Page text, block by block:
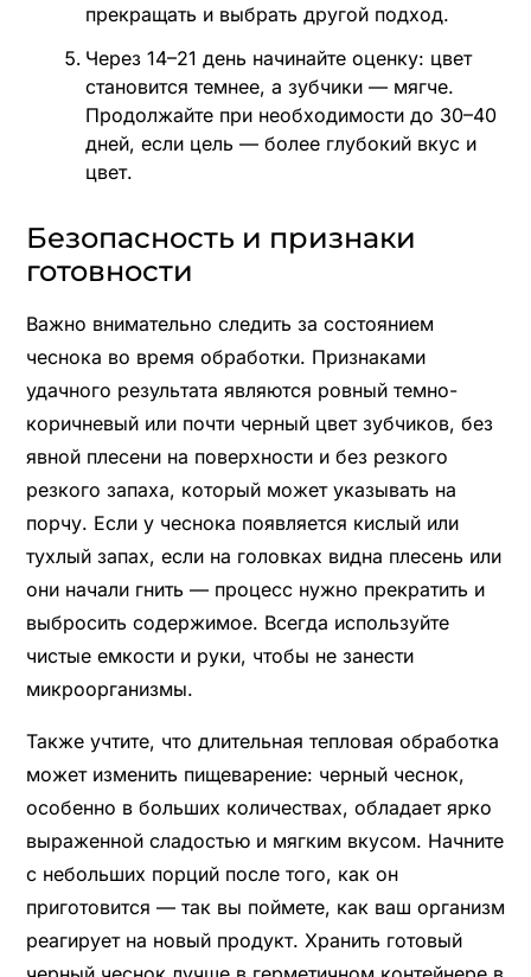
прекращать и выбрать другой подход.
Через 14–21 день начинайте оценку: цвет
становится темнее, а зубчики — мягче.
Продолжайте при необходимости до 30–40
дней, если цель — более глубокий вкус и
цвет.
Безопасность и признаки
готовности
Важно внимательно следить за состоянием
чеснока во время обработки. Признаками
удачного результата являются ровный темно-
коричневый или почти черный цвет зубчиков, без
явной плесени на поверхности и без резкого
резкого запаха, который может указывать на
порчу. Если у чеснока появляется кислый или
тухлый запах, если на головках видна плесень или
они начали гнить — процесс нужно прекратить и
выбросить содержимое. Всегда используйте
чистые емкости и руки, чтобы не занести
микроорганизмы.
Также учтите, что длительная тепловая обработка
может изменить пищеварение: черный чеснок,
особенно в больших количествах, обладает ярко
выраженной сладостью и мягким вкусом. Начните
с небольших порций после того, как он
приготовится — так вы поймете, как ваш организм
реагирует на новый продукт. Хранить готовый